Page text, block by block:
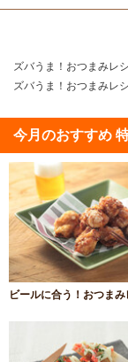
ズバうま！おつまみレ
ズバうま！おつまみレ
今月のおすすめ
ビールに合う！おつま